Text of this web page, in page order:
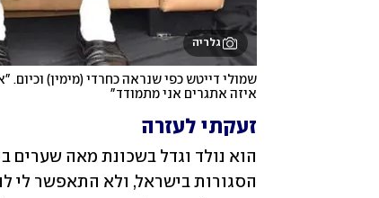
גלריה
איזה אתגרים אני מתמודד"
זעקתי לעזרה